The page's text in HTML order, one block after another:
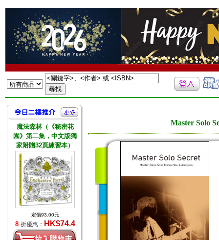
魔法森林（《秘密花
園》第二集，中文版獨
家附贈32頁練習本）
定價93.00元
8 折優惠： HK$74.4
Master Solo